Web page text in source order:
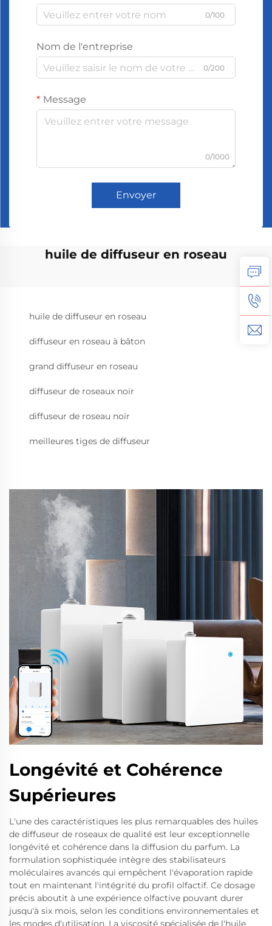
0/100
Nom de l'entreprise
0/200
Message
0/1000
Envoyer
huile de diffuseur en roseau
huile de diffuseur en roseau
diffuseur en roseau à bâton
grand diffuseur en roseau
diffuseur de roseaux noir
diffuseur de roseau noir
meilleures tiges de diffuseur
Longévité et Cohérence
Supérieures
L'une des caractéristiques les plus remarquables des huiles
de diffuseur de roseaux de qualité est leur exceptionnelle
longévité et cohérence dans la diffusion du parfum. La
formulation sophistiquée intègre des stabilisateurs
moléculaires avancés qui empêchent l'évaporation rapide
tout en maintenant l'intégrité du profil olfactif. Ce dosage
précis aboutit à une expérience olfactive pouvant durer
jusqu'à six mois, selon les conditions environnementales et
les modes d'utilisation. La viscosité spécialisée de l'huile